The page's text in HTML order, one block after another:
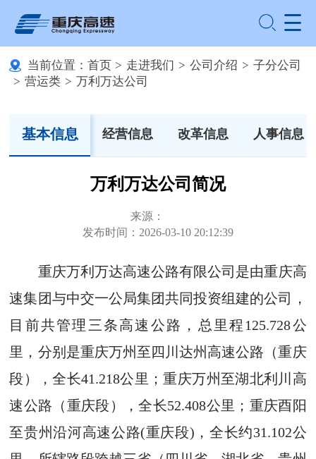
当前位置： 首页 > 走进我们 > 公司介绍 > 子分公司
> 营运类 > 万利万达公司
基本信息 经营信息 改革信息 人事信息
万利万达公司简况
来源：
发布时间：2026-03-10 20:12:39
重庆万利万达高速公路有限公司是由重庆高
速集团与中交一公局集团共同投资组建的公司，
目前共管理三条高速公路，总里程125.728公
里，分别是重庆万州至四川达州高速公路（重庆
段），全长41.218公里；重庆万州至湖北利川高
速公路（重庆段），全长52.408公里；重庆酉阳
至贵州沿河高速公路(重庆段)，全长约31.102公